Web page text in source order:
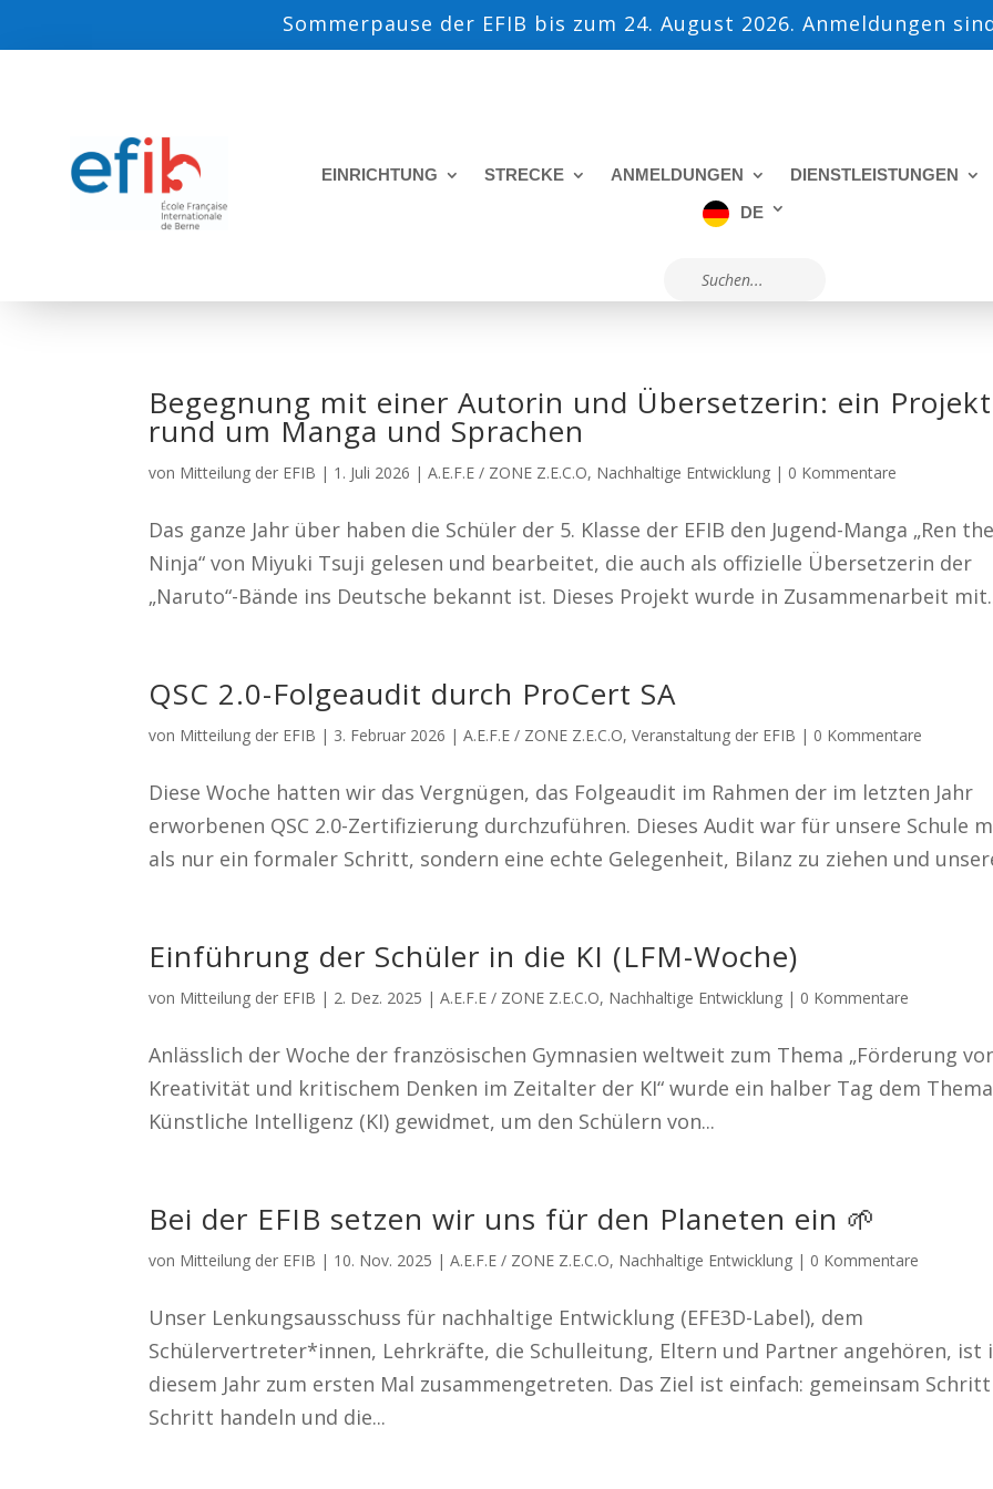
Sommerpause der EFIB bis zum 24. August 2026. Anmeldungen
EINRICHTUNG STRECKE ANMELDUNGEN DIENSTLEISTUNGEN
DE
Begegnung mit einer Autorin und Übersetzerin: ein Projekt
rund um Manga und Sprachen
von Mitteilung der EFIB | 1. Juli 2026 |A.E.F.E / ZONE Z.E.C.O, Nachhaltige Entwicklung | 0 Kommentare
Das ganze Jahr über haben die Schüler der 5. Klasse der EFIB den Jugend-Manga „Ren the
Ninja“ von Miyuki Tsuji gelesen und bearbeitet, die auch als offizielle Übersetzerin der
„Naruto“-Bände ins Deutsche bekannt ist. Dieses Projekt wurde in Zusammenarbeit
QSC 2.0-Folgeaudit durch ProCert SA
von Mitteilung der EFIB | 3. Februar 2026 | A.E.F.E / ZONE Z.E.C.O,Veranstaltung der EFIB | 0 Kommentare
Diese Woche hatten wir das Vergnügen, das Folgeaudit im Rahmen der im letzten Jahr
erworbenen QSC 2.0-Zertifizierung durchzuführen. Dieses Audit war für unsere Schule
als nur ein formaler Schritt, sondern eine echte Gelegenheit, Bilanz zu ziehen und
Einführung der Schüler in die KI (LFM-Woche)
von Mitteilung der EFIB | 2. Dez. 2025 |A.E.F.E / ZONE Z.E.C.O, Nachhaltige Entwicklung | 0 Kommentare
Anlässlich der Woche der französischen Gymnasien weltweit zum Thema „Förderung
Kreativität und kritischem Denken im Zeitalter der KI“ wurde ein halber Tag dem Thema
Künstliche Intelligenz (KI) gewidmet, um den Schülern von...
Bei der EFIB setzen wir uns für den Planeten ein 🌱
von Mitteilung der EFIB | 10. Nov. 2025 |A.E.F.E / ZONE Z.E.C.O, Nachhaltige Entwicklung | 0 Kommentare
Unser Lenkungsausschuss für nachhaltige Entwicklung (EFE3D-Label), dem
Schülervertreter*innen, Lehrkräfte, die Schulleitung, Eltern und Partner angehören, ist
diesem Jahr zum ersten Mal zusammengetreten. Das Ziel ist einfach: gemeinsam
Schritt handeln und die...